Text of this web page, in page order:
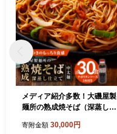
メディア紹介多数！大磯屋製
麺所の熟成焼そば（深蒸し仕
タンソース3本付き H0H01
寄附金額 30,000円